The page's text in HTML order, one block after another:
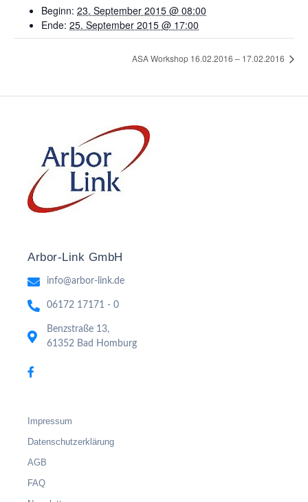
Beginn: 23. September 2015 @ 08:00
Ende: 25. September 2015 @ 17:00
ASA Workshop 16.02.2016 – 17.02.2016
Arbor-Link GmbH
info@arbor-link.de
06172 17171 - 0
Benzstraße 13,
61352 Bad Homburg
Impressum
Datenschutzerklärung
AGB
FAQ